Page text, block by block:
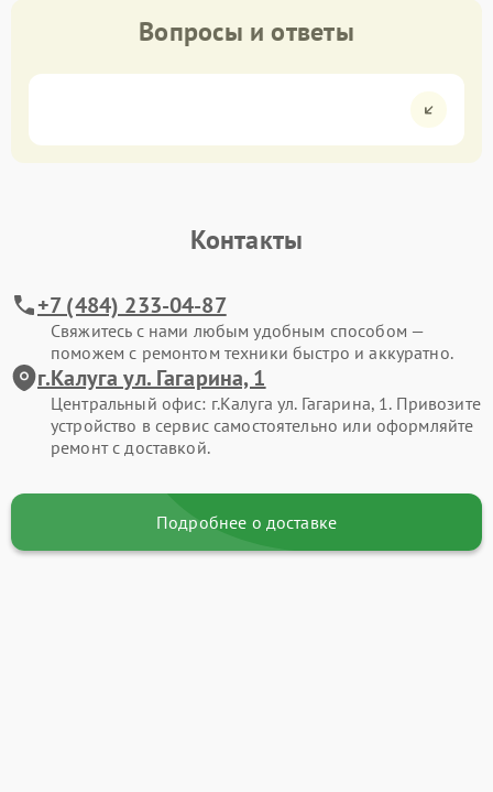
Вопросы и ответы
Контакты
+7 (484) 233-04-87
Свяжитесь с нами любым удобным способом —
поможем с ремонтом техники быстро и аккуратно.
г.Калуга ул. Гагарина, 1
Центральный офис: г.Калуга ул. Гагарина, 1. Привозите
устройство в сервис самостоятельно или оформляйте
ремонт с доставкой.
Подробнее о доставке